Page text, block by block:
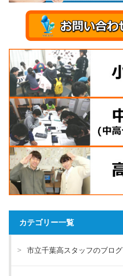
カテゴリー一覧
市立千葉高スタッフのブログ